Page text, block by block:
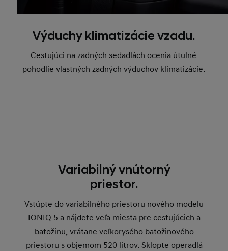
Výduchy klimatizácie vzadu.
Cestujúci na zadných sedadlách ocenia útulné
pohodlie vlastných zadných výduchov klimatizácie.
Variabilný vnútorný
priestor.
Vstúpte do variabilného priestoru nového modelu
IONIQ 5 a nájdete veľa miesta pre cestujúcich a
batožinu, vrátane veľkorysého batožinového
priestoru s objemom 520 litrov. Sklopte operadlá